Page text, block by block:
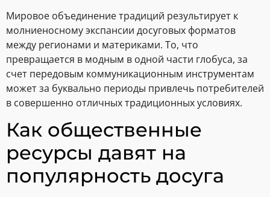
Мировое объединение традиций результирует к
молниеносному экспансии досуговых форматов
между регионами и материками. То, что
превращается в модным в одной части глобуса, за
счет передовым коммуникационным инструментам
может за буквально периоды привлечь потребителей
в совершенно отличных традиционных условиях.
Как общественные
ресурсы давят на
популярность досуга